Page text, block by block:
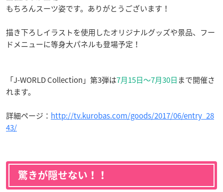
もちろんスーツ姿です。ありがとうございます！
描き下ろしイラストを使用したオリジナルグッズや景品、フー
ドメニューに等身大パネルも登場予定！
「J-WORLD Collection」第3弾は7月15日〜7月30日まで開催さ
れます。
詳細ページ： http://tv.kurobas.com/goods/2017/06/entry_28
43/
驚きが隠せない！！